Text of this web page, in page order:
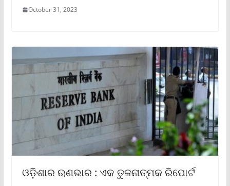
October 31, 2023
ଓଡ଼ିଶାର ଋଣଭାର : ଏକ ତୁଳନାତ୍ମକ ରିପୋର୍ଟ